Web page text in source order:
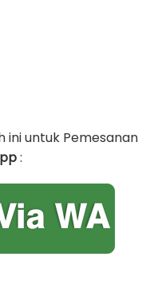
ini untuk Pemesanan
: